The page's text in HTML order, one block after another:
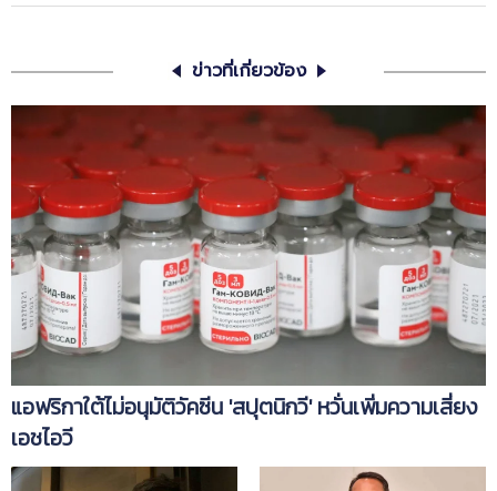
ข่าวที่เกี่ยวข้อง
แอฟริกาใต้ไม่อนุมัติวัคซีน 'สปุตนิกวี' หวั่นเพิ่มความเสี่ยง
เอชไอวี